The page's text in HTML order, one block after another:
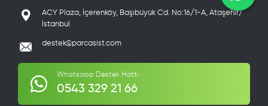
ACY Plaza, İçerenköy, Başıbüyük Cd. No:16/1-A, Ataşehir/
İstanbul
destek@parcasist.com
Whatsapp Destek Hattı
0543 329 21 66